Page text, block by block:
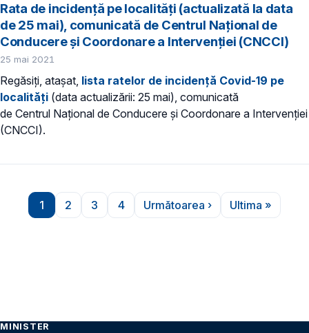
Rata de incidență pe localități (actualizată la data
de 25 mai), comunicată de Centrul Național de
Conducere și Coordonare a Intervenției (CNCCI)
25 mai 2021
Regăsiți, atașat, lista ratelor de incidență Covid-19 pe
localități (data actualizării: 25 mai), comunicată
de Centrul Național de Conducere și Coordonare a Intervenției
(CNCCI).
Paginare
Pagina
1
Pagina
2
Pagina
3
Pagina
4
Pagina următoare
Următoarea ›
Ultima
Ultima »
MINISTER